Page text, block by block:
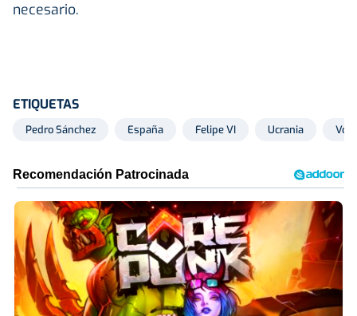
necesario.
ETIQUETAS
Pedro Sánchez España Felipe VI Ucrania